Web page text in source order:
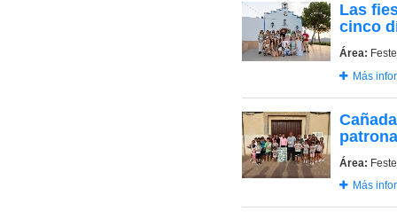
Las
cinco
Área:
Más
Área:
Más